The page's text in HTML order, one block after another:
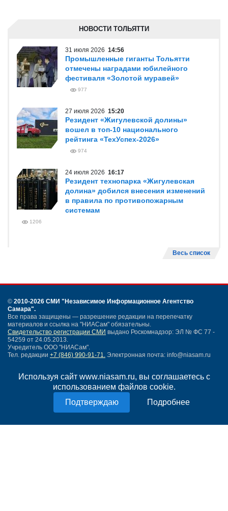
Используя сайт www.niasam.ru, вы соглашаетесь с
использованием файлов cookie.
Подробнее
НОВОСТИ ТОЛЬЯТТИ
31 июля 2026 14:56
Промышленные гиганты Тольятти
отмечены наградами юбилейного
фестиваля «Золотой муравей»
977
27 июля 2026 15:20
Резидент «Жигулевской долины»
вошел в топ-10 национального
рейтинга «ТехУспех-2026»
974
24 июля 2026 16:17
Резидент технопарка «Жигулевская
долина» добился внесения изменений
в правила по противопожарным
системам
1206
Весь список
© 2010-2026 СМИ "Независимое Информационное Агентство
Самара".
Все права защищены — разрешение редакции на перепечатку
материалов и ссылка на "НИАСам" обязательны.
Свидетельство регистрации СМИ выдано Роскомнадзор: ЭЛ № ФС 77 -
54259 от 24.05.2013.
Учредитель ООО "НИАСам".
Тел. редакции +7 (846) 990-91-71. Электронная почта: info@niasam.ru
Карта сайта
Нашли ошибку?
Политика конфиденциальности
Согласие на обработку персональных данных